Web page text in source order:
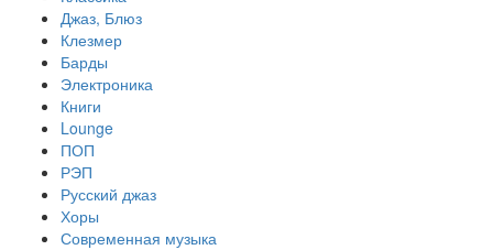
Джаз, Блюз
Клезмер
Барды
Электроника
Книги
Lounge
ПОП
РЭП
Русский джаз
Хоры
Современная музыка